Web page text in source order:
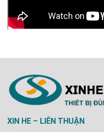
XIN HE – LIÊN THUẬN